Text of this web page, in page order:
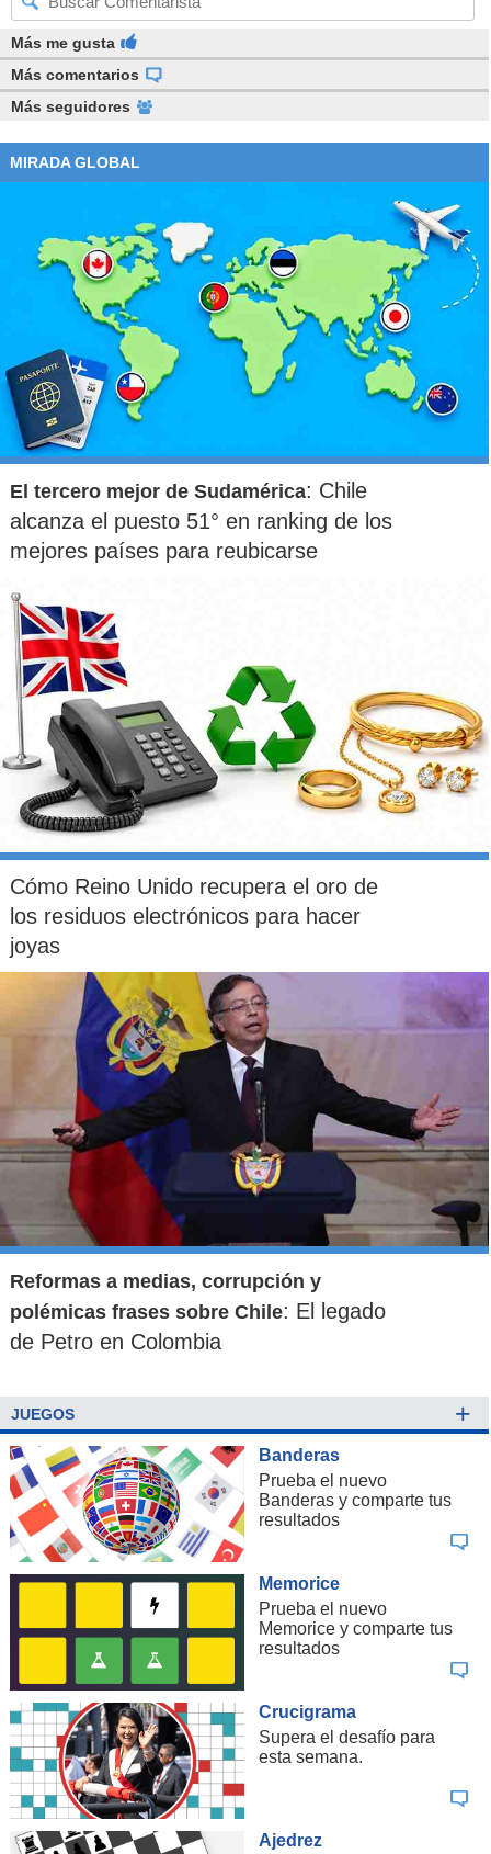
Más me gusta
Más comentarios
Más seguidores
MIRADA GLOBAL
El tercero mejor de Sudamérica: Chile
alcanza el puesto 51° en ranking de los
mejores países para reubicarse
Cómo Reino Unido recupera el oro de
los residuos electrónicos para hacer
joyas
Reformas a medias, corrupción y
polémicas frases sobre Chile: El legado
de Petro en Colombia
JUEGOS +
Banderas
Prueba el nuevo
Banderas y comparte tus
resultados
Memorice
Prueba el nuevo
Memorice y comparte tus
resultados
Crucigrama
Supera el desafío para
esta semana.
Ajedrez